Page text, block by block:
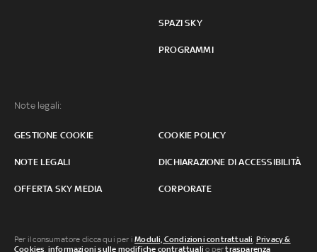
SPAZI SKY
PROGRAMMI
Note legali:
GESTIONE COOKIE COOKIE POLICY
NOTE LEGALI DICHIARAZIONE DI ACCESSIBILITÀ
OFFERTA SKY MEDIA CORPORATE
Per il consumatore clicca qui per iModuli, Condizioni contrattuali Privacy &
Cookies informazioni sulle modifiche contrattuali o pertrasparenza